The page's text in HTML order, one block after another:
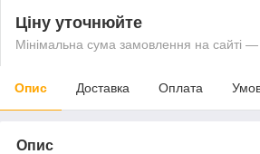
Ціну уточнюйте
Мінімальна сума замовлення на сайті
Опис Доставка Оплата
Опис